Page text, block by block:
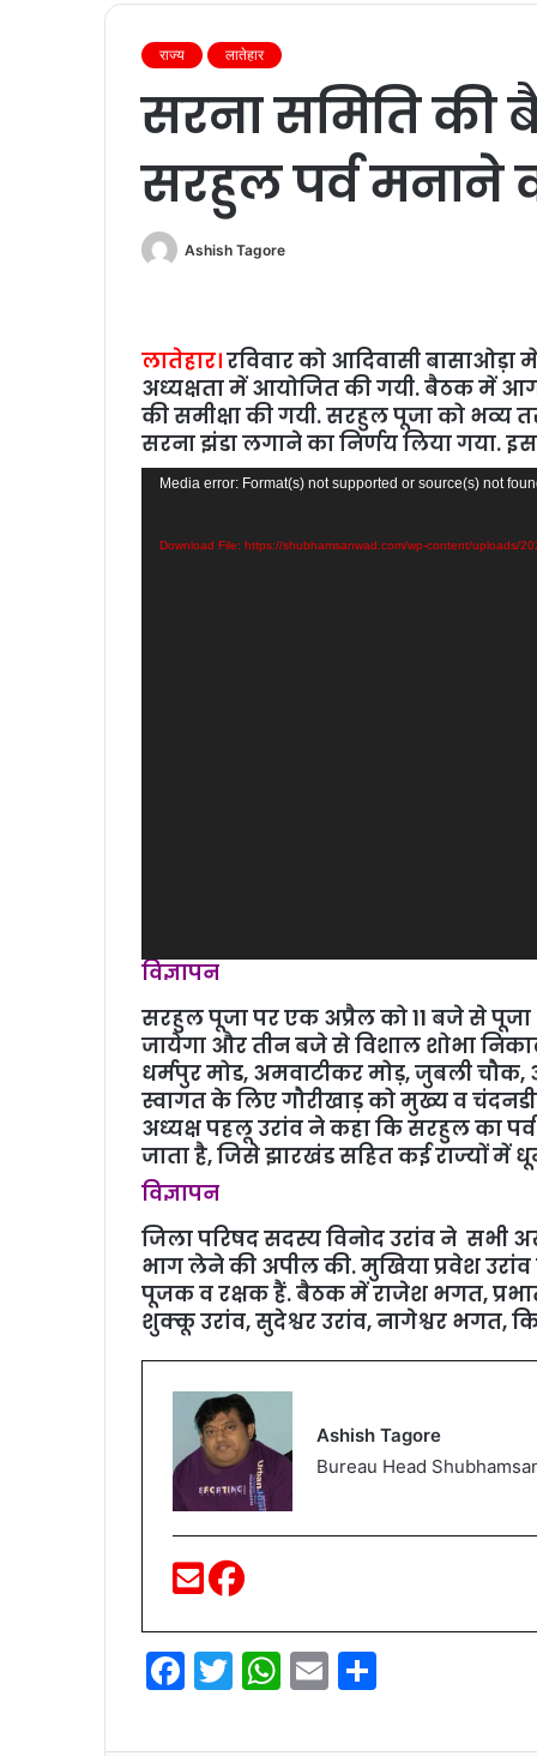
राज्‍य लातेहार
सरना समिति
सरहुल पर्व मनाने
Ashish Tagore
लातेहार।रविवार को आदिवासी
अध्‍यक्षता में आयोजित की गयी. बैठक में
की समीक्षा की गयी. सरहुल पूजा को भव्‍य
सरना झंडा लगाने का निर्णय लिया गया.
Video
Media error: Format(s) not supported or source(s) not
Download File: https://shubhamsanwad.com/wp-content/uploads/
विज्ञापन
सरहुल पूजा पर एक अप्रैल को 11 बजे से पूजा
जायेगा और तीन बजे से विशाल शोभा
धर्मपुर मोड, अमवाटीकर मोड़, जुबली
स्‍वागत के लिए गौरीखाड़ को मुख्‍य व
अध्‍यक्ष पहलू उरांव ने कहा कि सरहुल का
जाता है, जिसे झारखंड सहित कई राज्यों में
विज्ञापन
जिला परिषद सदस्‍य विनोद उरांव ने सभी
भाग लेने की अपील की. मुखिया प्रवेश
पूजक व रक्षक हैं. बैठक में राजेश भगत, प्रभात
शुक्‍कू उरांव, सुदेश्वर उरांव, नागेश्वर भगत,
Ashish Tagore
Bureau Head
F
T
W E